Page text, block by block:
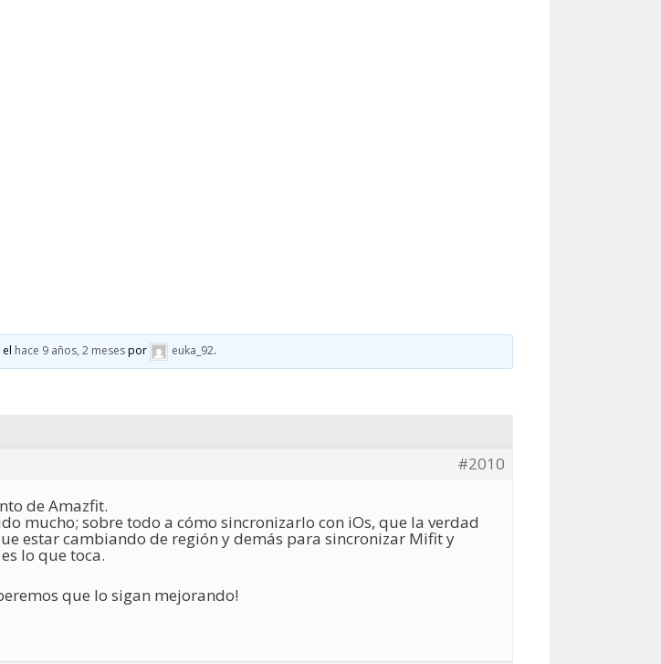
hace 9 años, 2 mesespor euka_92.
#2010
de Amazfit.
mucho; sobre todo a cómo sincronizarlo con iOs, que la verdad
estar cambiando de región y demás para sincronizar Mifit y
lo que toca.
que lo sigan mejorando!